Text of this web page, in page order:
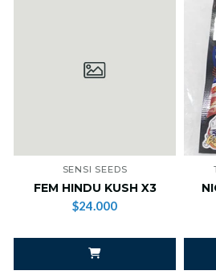
SENSI SEEDS
FEM HINDU KUSH X3
$24.000